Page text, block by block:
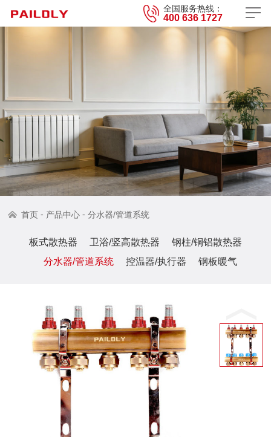
全国服务热线：
400 636 1727
首页 - 产品中心 -分水器/管道系统
板式散热器 卫浴/竖高散热器
钢柱/铜铝散热器
分水器/管道系统
控温器/执行器 钢板暖气